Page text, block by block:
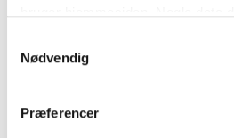
markedsføring. Du bestemmer
Nødvendig
Præferencer